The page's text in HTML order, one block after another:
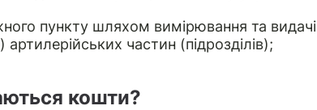
пункту шляхом вимірювання та видачі
частин (підрозділів);
кошти?